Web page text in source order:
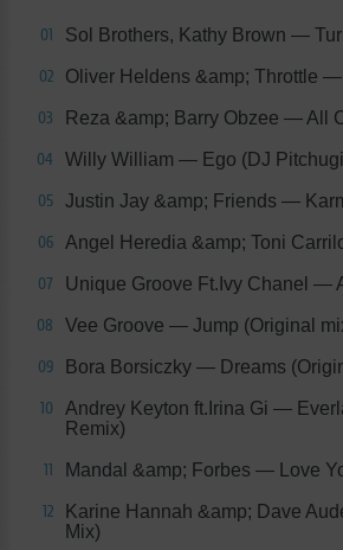
01 Sol Brothers, Kathy Brown —
02 Oliver Heldens &amp; Throttle —
03 Reza &amp; Barry Obzee — All
04 Willy William — Ego (DJ
05 Justin Jay &amp; Friends —
06 Angel Heredia &amp; Toni
07 Unique Groove Ft.Ivy Chanel —
08 Vee Groove — Jump (Original
09 Bora Borsiczky — Dreams
10 Andrey Keyton ft.Irina Gi —
Remix)
11 Mandal &amp; Forbes — Love
12 Karine Hannah &amp; Dave
Mix)